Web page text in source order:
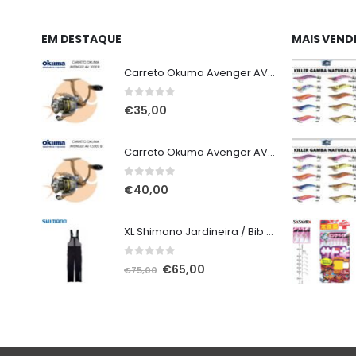
EM DESTAQUE
Carreto Okuma Avenger AV 3000 B
0out of 5
€35,00
Carreto Okuma Avenger AV C5000 B
0out of 5
€40,00
XL Shimano Jardineira / Bib and Brace não alcochoada preta
out of 5
€75,00 O
€65,00
MAIS